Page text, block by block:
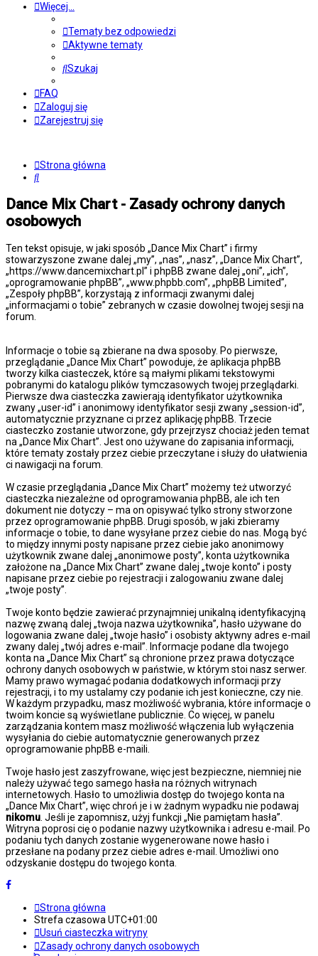
Więcej…
Tematy bez odpowiedzi
Aktywne tematy
Szukaj
FAQ
Zaloguj się
Zarejestruj się
Strona główna
Szukaj
Dance Mix Chart - Zasady ochrony danych
osobowych
Ten tekst opisuje, w jaki sposób „Dance Mix Chart” i firmy
stowarzyszone zwane dalej „my”, „nas”, „nasz”, „Dance Mix Chart”,
„https://www.dancemixchart.pl” i phpBB zwane dalej „oni”, „ich”,
„oprogramowanie phpBB”, „www.phpbb.com”, „phpBB Limited”,
„Zespoły phpBB”, korzystają z informacji zwanymi dalej
„informacjami o tobie” zebranych w czasie dowolnej twojej sesji na
forum.
Informacje o tobie są zbierane na dwa sposoby. Po pierwsze,
przeglądanie „Dance Mix Chart” powoduje, że aplikacja phpBB
tworzy kilka ciasteczek, które są małymi plikami tekstowymi
pobranymi do katalogu plików tymczasowych twojej przeglądarki.
Pierwsze dwa ciasteczka zawierają identyfikator użytkownika
zwany „user-id” i anonimowy identyfikator sesji zwany „session-id”,
automatycznie przyznane ci przez aplikację phpBB. Trzecie
ciasteczko zostanie utworzone, gdy przejrzysz chociaż jeden temat
na „Dance Mix Chart”. Jest ono używane do zapisania informacji,
które tematy zostały przez ciebie przeczytane i służy do ułatwienia
ci nawigacji na forum.
W czasie przeglądania „Dance Mix Chart” możemy też utworzyć
ciasteczka niezależne od oprogramowania phpBB, ale ich ten
dokument nie dotyczy – ma on opisywać tylko strony stworzone
przez oprogramowanie phpBB. Drugi sposób, w jaki zbieramy
informacje o tobie, to dane wysyłane przez ciebie do nas. Mogą być
to między innymi posty napisane przez ciebie jako anonimowy
użytkownik zwane dalej „anonimowe posty”, konta użytkownika
założone na „Dance Mix Chart” zwane dalej „twoje konto” i posty
napisane przez ciebie po rejestracji i zalogowaniu zwane dalej
„twoje posty”.
Twoje konto będzie zawierać przynajmniej unikalną identyfikacyjną
nazwę zwaną dalej „twoja nazwa użytkownika”, hasło używane do
logowania zwane dalej „twoje hasło” i osobisty aktywny adres e-mail
zwany dalej „twój adres e-mail”. Informacje podane dla twojego
konta na „Dance Mix Chart” są chronione przez prawa dotyczące
ochrony danych osobowych w państwie, w którym stoi nasz serwer.
Mamy prawo wymagać podania dodatkowych informacji przy
rejestracji, i to my ustalamy czy podanie ich jest konieczne, czy nie.
W każdym przypadku, masz możliwość wybrania, które informacje o
twoim koncie są wyświetlane publicznie. Co więcej, w panelu
zarządzania kontem masz możliwość włączenia lub wyłączenia
wysyłania do ciebie automatycznie generowanych przez
oprogramowanie phpBB e-maili.
Twoje hasło jest zaszyfrowane, więc jest bezpieczne, niemniej nie
należy używać tego samego hasła na różnych witrynach
internetowych. Hasło to umożliwia dostęp do twojego konta na
„Dance Mix Chart”, więc chroń je i w żadnym wypadku nie podawaj
nikomu . Jeśli je zapomnisz, użyj funkcji „Nie pamiętam hasła”.
Witryna poprosi cię o podanie nazwy użytkownika i adresu e-mail. Po
podaniu tych danych zostanie wygenerowane nowe hasło i
przesłane na podany przez ciebie adres e-mail. Umożliwi ono
odzyskanie dostępu do twojego konta.
Strona główna
Strefa czasowa UTC+01:00
Usuń ciasteczka witryny
Zasady ochrony danych osobowych